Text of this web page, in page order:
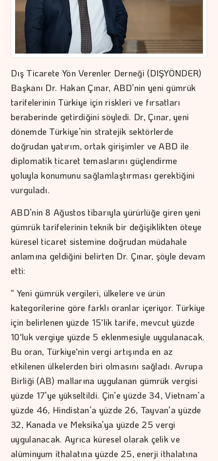
Dış Ticarete Yön Verenler Derneği (DIŞYÖNDER)
Başkanı Dr. Hakan Çınar, ABD’nin yeni gümrük
tarifelerinin Türkiye için riskleri ve fırsatları
beraberinde getirdiğini söyledi. Dr, Çınar, yeni
dönemde Türkiye’nin stratejik sektörlerde
doğrudan yatırım, ortak girişimler ve ABD ile
diplomatik ticaret temaslarını güçlendirme
yoluyla konumunu sağlamlaştırması gerektiğini
vurguladı.
ABD’nin 8 Ağustos tibarıyla yürürlüğe giren yeni
gümrük tarifelerinin teknik bir değişiklikten öteye
küresel ticaret sistemine doğrudan müdahale
anlamına geldiğini belirten Dr. Çınar, şöyle devam
etti:
“ Yeni gümrük vergileri, ülkelere ve ürün
kategorilerine göre farklı oranlar içeriyor. Türkiye
için belirlenen yüzde 15'lik tarife, mevcut yüzde
10'luk vergiye yüzde 5 eklenmesiyle uygulanacak.
Bu oran, Türkiye'nin vergi artışında en az
etkilenen ülkelerden biri olmasını sağladı. Avrupa
Birliği (AB) mallarına uygulanan gümrük vergisi
yüzde 17’ye yükseltildi. Çin’e yüzde 34, Vietnam’a
yüzde 46, Hindistan’a yüzde 26, Tayvan’a yüzde
32, Kanada ve Meksika’ya yüzde 25 vergi
uygulanacak. Ayrıca küresel olarak çelik ve
alüminyum ithalatına yüzde 25, enerji ithalatına